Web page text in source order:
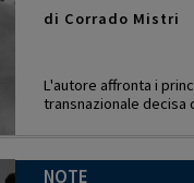
di Corrado Mistri
L'autore affronta i
transnazionale decisa
NOTE